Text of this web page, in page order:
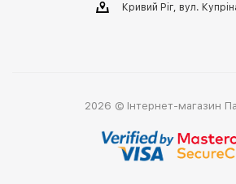
Кривий Ріг, вул.
2026 © Інтернет-магазин